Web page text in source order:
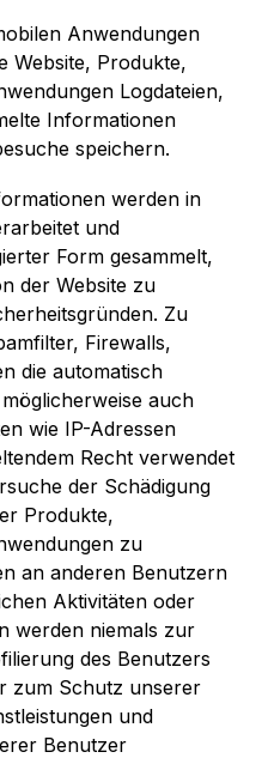
Anwendungen
Website, Produkte,
Logdateien,
Informationen
speichern.
werden in
und
Form gesammelt,
der Website zu
Zu
Firewalls,
die automatisch
auch
wie IP-Adressen
Recht verwendet
der Schädigung
Produkte,
zu
an anderen Benutzern
Aktivitäten oder
werden niemals zur
des Benutzers
zum Schutz unserer
und
Benutzer